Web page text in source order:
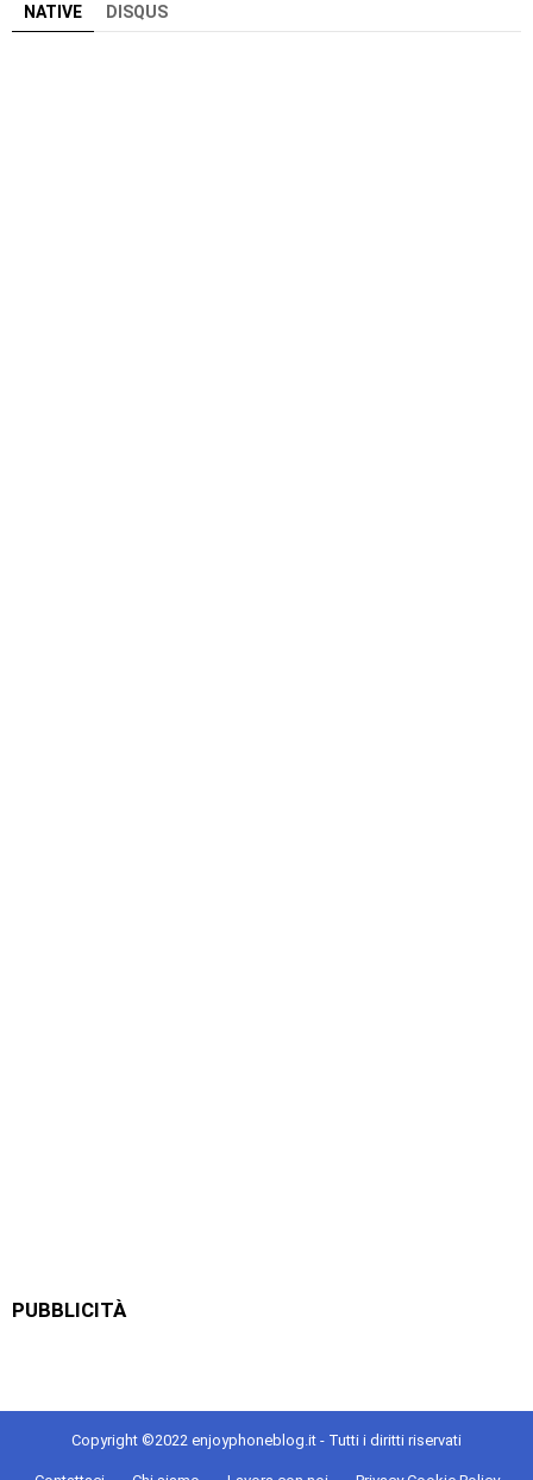
NATIVE DISQUS
PUBBLICITÀ
Copyright ©2022 enjoyphoneblog.it - Tutti i diritti riservati